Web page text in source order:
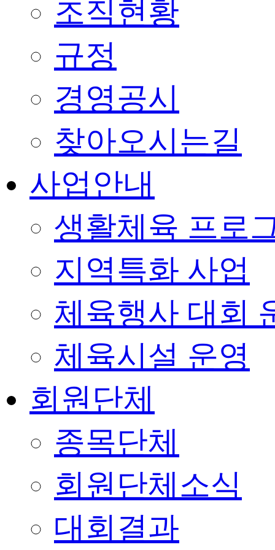
조직현황
규정
경영공시
찾아오시는길
사업안내
생활체육 프로
지역특화 사업
체육행사 대회
체육시설 운영
회원단체
종목단체
회원단체소식
대회결과